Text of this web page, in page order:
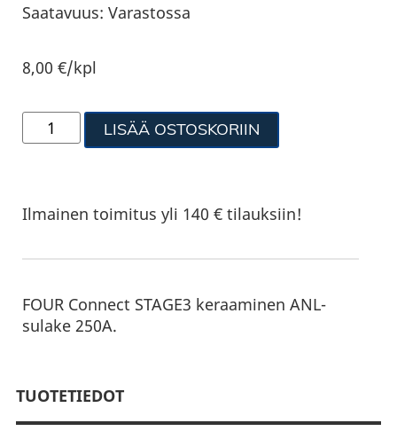
Saatavuus: Varastossa
8,00€/kpl
LISÄÄ OSTOSKORIIN
Ilmainen toimitus yli 140 € tilauksiin!
FOUR Connect STAGE3 keraaminen ANL-
sulake 250A.
TUOTETIEDOT